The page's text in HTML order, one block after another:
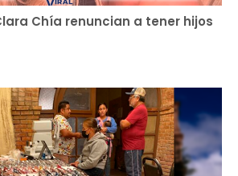
Chía renuncian a tener hijos